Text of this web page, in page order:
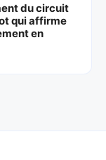
du circuit
qui affirme
en